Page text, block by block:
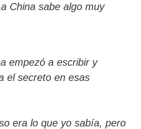
China sabe algo muy
empezó a escribir y
el secreto en esas
era lo que yo sabía, pero